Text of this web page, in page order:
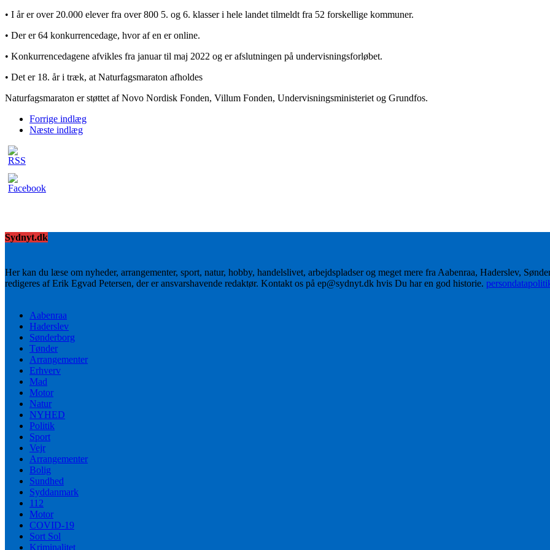
• I år er over 20.000 elever fra over 800 5. og 6. klasser i hele landet tilmeldt fra 52 forskellige kommuner.
• Der er 64 konkurrencedage, hvor af en er online.
• Konkurrencedagene afvikles fra januar til maj 2022 og er afslutningen på undervisningsforløbet.
• Det er 18. år i træk, at Naturfagsmaraton afholdes
Naturfagsmaraton er støttet af Novo Nordisk Fonden, Villum Fonden, Undervisningsministeriet og Grundfos.
Forrige indlæg
Næste indlæg
Sydnyt.dk
Her kan du læse om nyheder, arrangementer, sport, natur, hobby, handelslivet, arbejdspladser og meget mere fra Aabenraa, Haderslev,
redigeres af Erik Egvad Petersen, der er ansvarshavende redaktør. Kontakt os på ep@sydnyt.dk hvis Du har en god historie.
Aabenraa
Haderslev
Sønderborg
Tønder
Arrangementer
Erhverv
Mad
Motor
Natur
NYHED
Politik
Sport
Vejr
Arrangementer
Bolig
Sundhed
Syddanmark
112
Motor
COVID-19
Sort Sol
Kriminalitet